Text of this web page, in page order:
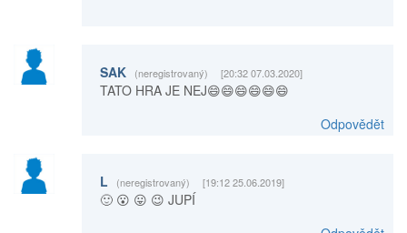
SAK (neregistrovaný) [20:32 07.03.2020]
TATO HRA JE NEJ😄😄😄😄😄😄
Odpovědět
L (neregistrovaný) [19:12 25.06.2019]
🙂 😮 😛 😉 JUPÍ